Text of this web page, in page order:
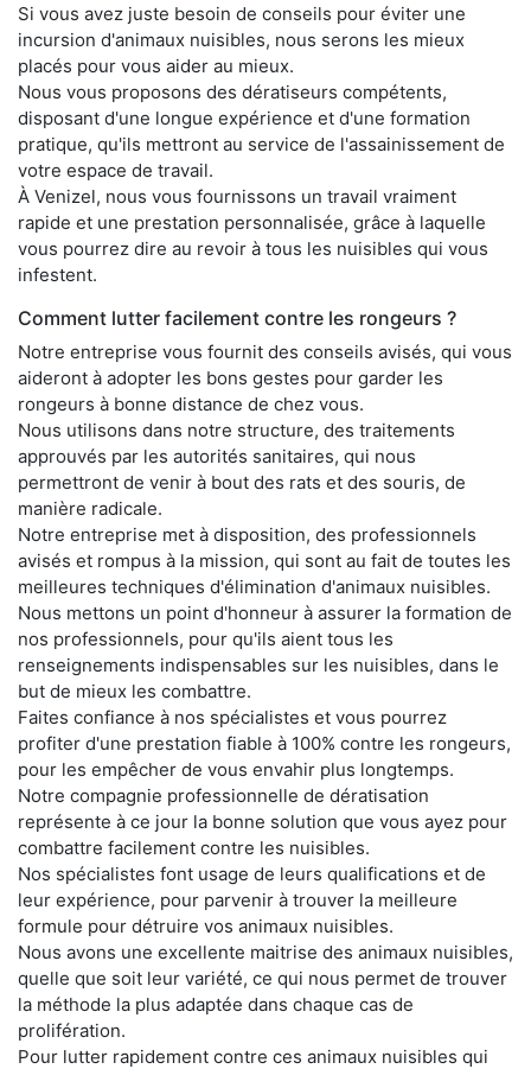
Si vous avez juste besoin de conseils pour éviter une
incursion d'animaux nuisibles, nous serons les mieux
placés pour vous aider au mieux.
Nous vous proposons des dératiseurs compétents,
disposant d'une longue expérience et d'une formation
pratique, qu'ils mettront au service de l'assainissement de
votre espace de travail.
À Venizel, nous vous fournissons un travail vraiment
rapide et une prestation personnalisée, grâce à laquelle
vous pourrez dire au revoir à tous les nuisibles qui vous
infestent.
Comment lutter facilement contre les rongeurs ?
Notre entreprise vous fournit des conseils avisés, qui vous
aideront à adopter les bons gestes pour garder les
rongeurs à bonne distance de chez vous.
Nous utilisons dans notre structure, des traitements
approuvés par les autorités sanitaires, qui nous
permettront de venir à bout des rats et des souris, de
manière radicale.
Notre entreprise met à disposition, des professionnels
avisés et rompus à la mission, qui sont au fait de toutes les
meilleures techniques d'élimination d'animaux nuisibles.
Nous mettons un point d'honneur à assurer la formation de
nos professionnels, pour qu'ils aient tous les
renseignements indispensables sur les nuisibles, dans le
but de mieux les combattre.
Faites confiance à nos spécialistes et vous pourrez
profiter d'une prestation fiable à 100% contre les rongeurs,
pour les empêcher de vous envahir plus longtemps.
Notre compagnie professionnelle de dératisation
représente à ce jour la bonne solution que vous ayez pour
combattre facilement contre les nuisibles.
Nos spécialistes font usage de leurs qualifications et de
leur expérience, pour parvenir à trouver la meilleure
formule pour détruire vos animaux nuisibles.
Nous avons une excellente maitrise des animaux nuisibles,
quelle que soit leur variété, ce qui nous permet de trouver
la méthode la plus adaptée dans chaque cas de
prolifération.
Pour lutter rapidement contre ces animaux nuisibles qui